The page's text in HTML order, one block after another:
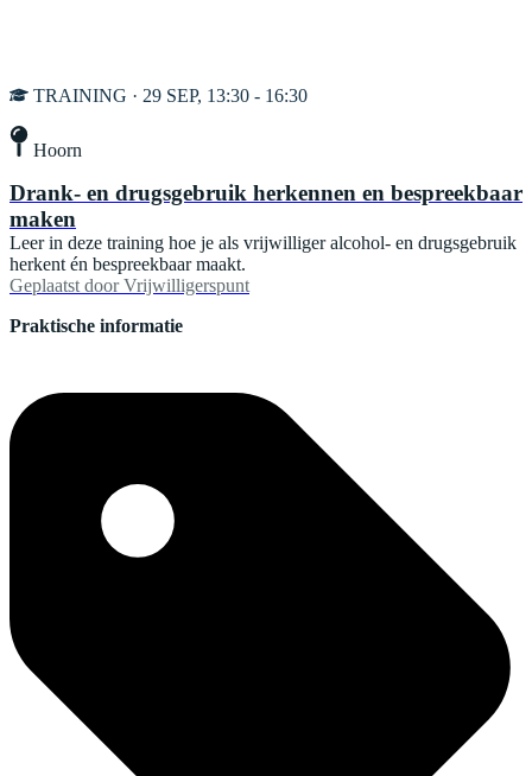
TRAINING · 29 SEP, 13:30 - 16:30
Hoorn
Drank- en drugsgebruik herkennen en bespreekbaar
maken
Leer in deze training hoe je als vrijwilliger alcohol- en drugsgebruik
herkent én bespreekbaar maakt.
Geplaatst door Vrijwilligerspunt
Praktische informatie